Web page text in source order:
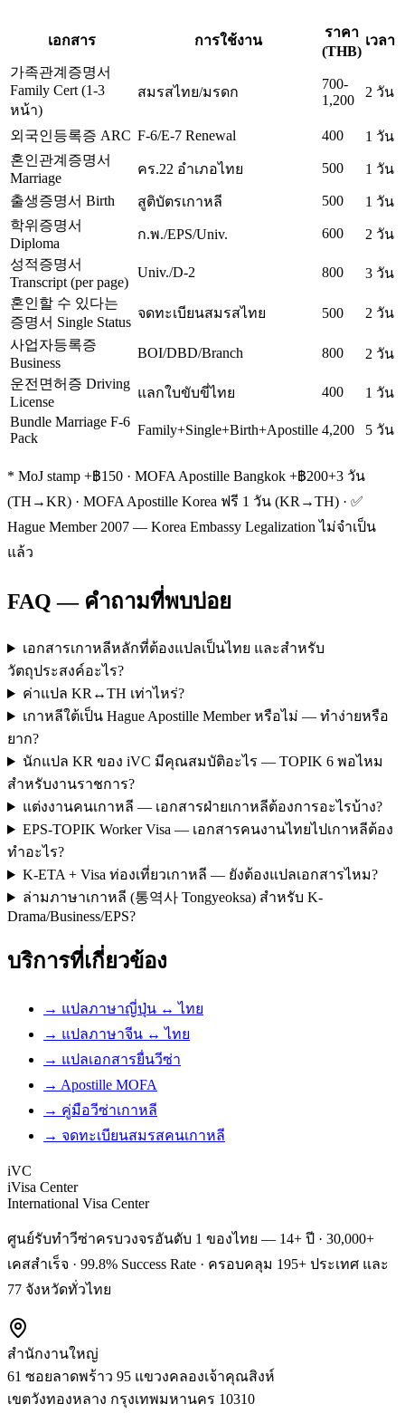
เอกสาร การใช้งาน
ราคา
(THB)
เวลา
가족관계증명서
Family Cert (1-3
หน้า)
สมรสไทย/มรดก
700-
1,200
2 วัน
외국인등록증 ARC F-6/E-7 Renewal 400
1 วัน
혼인관계증명서
Marriage
คร.22 อำเภอไทย 500 1 วัน
출생증명서 Birth สูติบัตรเกาหลี 500
1 วัน
학위증명서
Diploma
ก.พ./EPS/Univ. 600
2 วัน
성적증명서
Transcript (per page)
Univ./D-2 800
3 วัน
혼인할 수 있다는
증명서 Single Status
จดทะเบียนสมรสไทย 500 2 วัน
사업자등록증
Business
BOI/DBD/Branch 800
2 วัน
운전면허증 Driving
License
แลกใบขับขี่ไทย 400
1 วัน
Bundle Marriage F-6
Pack
Family+Single+Birth+Apostille 4,200 5 วัน
* MoJ stamp +฿150 · MOFA Apostille Bangkok +฿200+3 วัน
(TH→KR) · MOFA Apostille Korea ฟรี 1 วัน (KR→TH) · ✅
Hague Member 2007 — Korea Embassy Legalization ไม่จำเป็น
แล้ว
FAQ — คำถามที่พบบ่อย
เอกสารเกาหลีหลักที่ต้องแปลเป็นไทย และสำหรับ
วัตถุประสงค์อะไร?
ค่าแปล KR↔TH เท่าไหร่?
เกาหลีใต้เป็น Hague Apostille Member หรือไม่ — ทำง่ายหรือ
ยาก?
นักแปล KR ของ iVC มีคุณสมบัติอะไร — TOPIK 6 พอไหม
สำหรับงานราชการ?
แต่งงานคนเกาหลี — เอกสารฝ่ายเกาหลีต้องการอะไรบ้าง?
EPS-TOPIK Worker Visa — เอกสารคนงานไทยไปเกาหลีต้อง
ทำอะไร?
K-ETA + Visa ท่องเที่ยวเกาหลี — ยังต้องแปลเอกสารไหม?
ล่ามภาษาเกาหลี (통역사 Tongyeoksa) สำหรับ K-
Drama/Business/EPS?
บริการที่เกี่ยวข้อง
→ แปลภาษาญี่ปุ่น ↔ ไทย
→ แปลภาษาจีน ↔ ไทย
→ แปลเอกสารยื่นวีซ่า
→ Apostille MOFA
→ คู่มือวีซ่าเกาหลี
→ จดทะเบียนสมรสคนเกาหลี
iVC
iVisa Center
International Visa Center
ศูนย์รับทำวีซ่าครบวงจรอันดับ 1 ของไทย — 14+ ปี · 30,000+
เคสสำเร็จ · 99.8% Success Rate · ครอบคลุม 195+ ประเทศ และ
77 จังหวัดทั่วไทย
สำนักงานใหญ่
61 ซอยลาดพร้าว 95 แขวงคลองเจ้าคุณสิงห์
เขตวังทองหลาง กรุงเทพมหานคร 10310